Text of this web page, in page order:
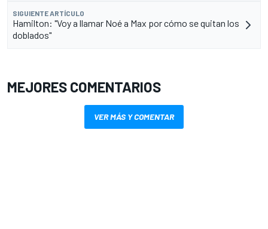
SIGUIENTE ARTÍCULO
Hamilton: "Voy a llamar Noé a Max por cómo se quitan los
doblados"
MEJORES COMENTARIOS
VER MÁS Y COMENTAR